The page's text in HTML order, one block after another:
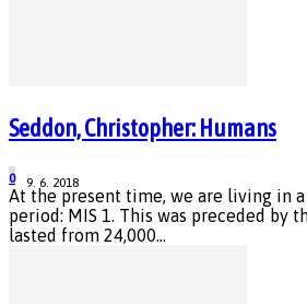
Seddon, Christopher: Humans
9. 6. 2018
0
At the present time, we are living in
period: MIS 1. This was preceded by
lasted from 24,000...